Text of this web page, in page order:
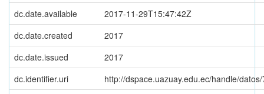
dc.date.available
2017-11-29T15:47:42Z
dc.date.created
2017
dc.date.issued
2017
dc.identifier.uri
http://dspace.uazuay.edu.ec/handle/